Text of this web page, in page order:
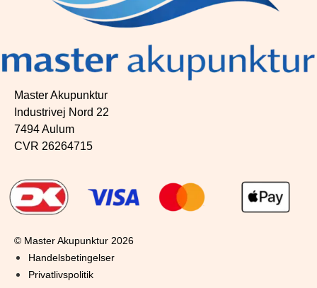
Master Akupunktur
Industrivej Nord 22
7494 Aulum
CVR 26264715
© Master Akupunktur 2026
Handelsbetingelser
Privatlivspolitik